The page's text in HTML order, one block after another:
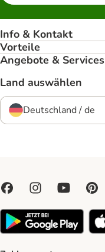
Info & Kontakt
Vorteile
Angebote & Services
Land auswählen
Deutschland / de